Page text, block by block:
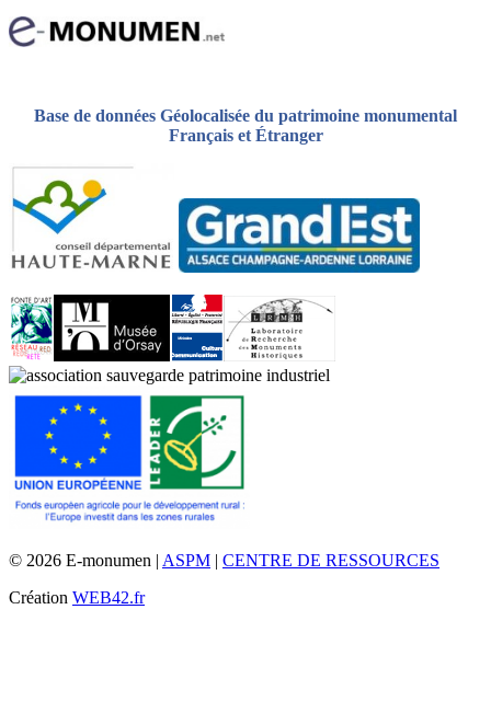
Base de données Géolocalisée du patrimoine monumental
Français et Étranger
© 2026 E-monumen | ASPM | CENTRE DE RESSOURCES
Création WEB42.fr